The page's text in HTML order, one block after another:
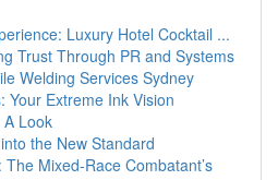
Luxury Hotel Cocktail ...
Trust Through PR and Systems
Welding Services Sydney
Your Extreme Ink Vision
Look
the New Standard
Mixed-Race Combatant’s